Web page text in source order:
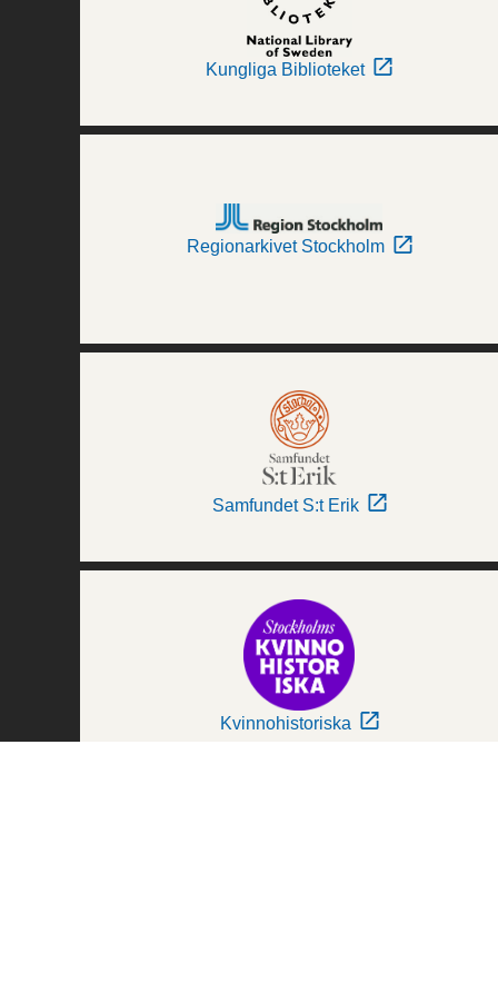
Kungliga Biblioteket
Regionarkivet Stockholm
Samfundet S:t Erik
Kvinnohistoriska